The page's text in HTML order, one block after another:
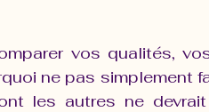
vos qualités,
ne pas simplement
les autres ne